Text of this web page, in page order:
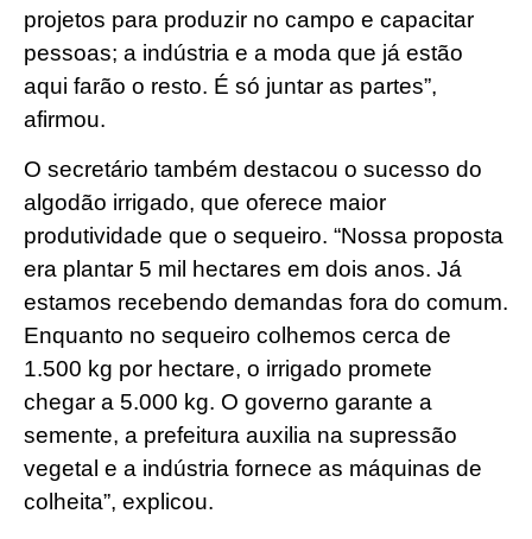
projetos para produzir no campo e capacitar
pessoas; a indústria e a moda que já estão
aqui farão o resto. É só juntar as partes”,
afirmou.
O secretário também destacou o sucesso do
algodão irrigado, que oferece maior
produtividade que o sequeiro. “Nossa proposta
era plantar 5 mil hectares em dois anos. Já
estamos recebendo demandas fora do comum.
Enquanto no sequeiro colhemos cerca de
1.500 kg por hectare, o irrigado promete
chegar a 5.000 kg. O governo garante a
semente, a prefeitura auxilia na supressão
vegetal e a indústria fornece as máquinas de
colheita”, explicou.